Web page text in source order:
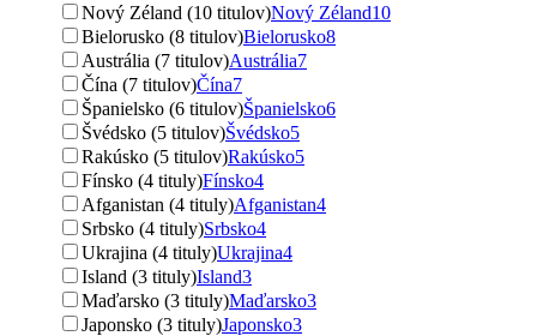
Nový Zéland (10 titulov)Nový Zéland10
Bielorusko (8 titulov)Bielorusko8
Austrália (7 titulov)Austrália7
Čína (7 titulov)Čína7
Španielsko (6 titulov)Španielsko6
Švédsko (5 titulov)Švédsko5
Rakúsko (5 titulov)Rakúsko5
Fínsko (4 tituly)Fínsko4
Afganistan (4 tituly)Afganistan4
Srbsko (4 tituly)Srbsko4
Ukrajina (4 tituly)Ukrajina4
Island (3 tituly)Island3
Maďarsko (3 tituly)Maďarsko3
Japonsko (3 tituly)Japonsko3